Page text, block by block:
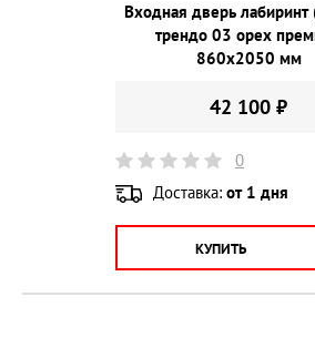
Входная дверь
трендо 03 орех
860х2050 мм
42 100 ₽
0
Доставка: от 1 дня
КУПИТЬ